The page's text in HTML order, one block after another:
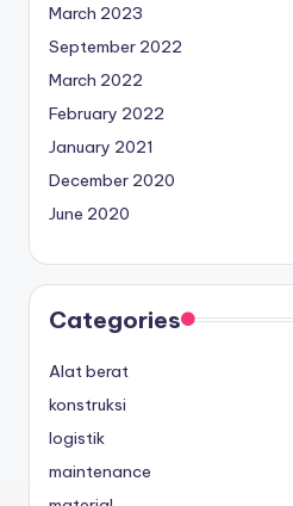
March 2023
September 2022
March 2022
February 2022
January 2021
December 2020
June 2020
Categories
Alat berat
konstruksi
logistik
maintenance